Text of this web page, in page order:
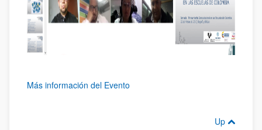
Más información del Evento
Up